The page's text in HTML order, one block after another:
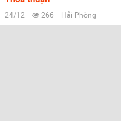
24/12 266 Hải Phòng